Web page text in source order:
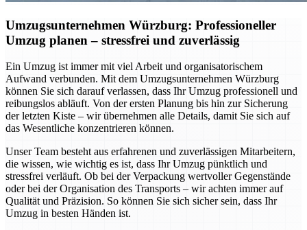
Umzugsunternehmen Würzburg: Professioneller
Umzug planen – stressfrei und zuverlässig
Ein Umzug ist immer mit viel Arbeit und organisatorischem
Aufwand verbunden. Mit dem Umzugsunternehmen Würzburg
können Sie sich darauf verlassen, dass Ihr Umzug professionell und
reibungslos abläuft. Von der ersten Planung bis hin zur Sicherung
der letzten Kiste – wir übernehmen alle Details, damit Sie sich auf
das Wesentliche konzentrieren können.
Unser Team besteht aus erfahrenen und zuverlässigen Mitarbeitern,
die wissen, wie wichtig es ist, dass Ihr Umzug pünktlich und
stressfrei verläuft. Ob bei der Verpackung wertvoller Gegenstände
oder bei der Organisation des Transports – wir achten immer auf
Qualität und Präzision. So können Sie sich sicher sein, dass Ihr
Umzug in besten Händen ist.